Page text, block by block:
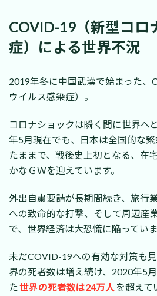
COVID-19（新型コロ
症）による世界不況
2019年冬に中国武漢で始まった、
ウイルス感染症）。
コロナショックは瞬く間に世界へ
年5月現在でも、日本は全国的な
たままで、戦後史上初となる、在
かなＧＷを迎えています。
外出自粛要請が長期間続き、旅行
への致命的な打撃、そして周辺産
で、世界経済は大恐慌に陥っていま
未だCOVID-19への有効な対策も
界の死者数は増え続け、2020年5
た 世界の死者数は24万人 を超えて